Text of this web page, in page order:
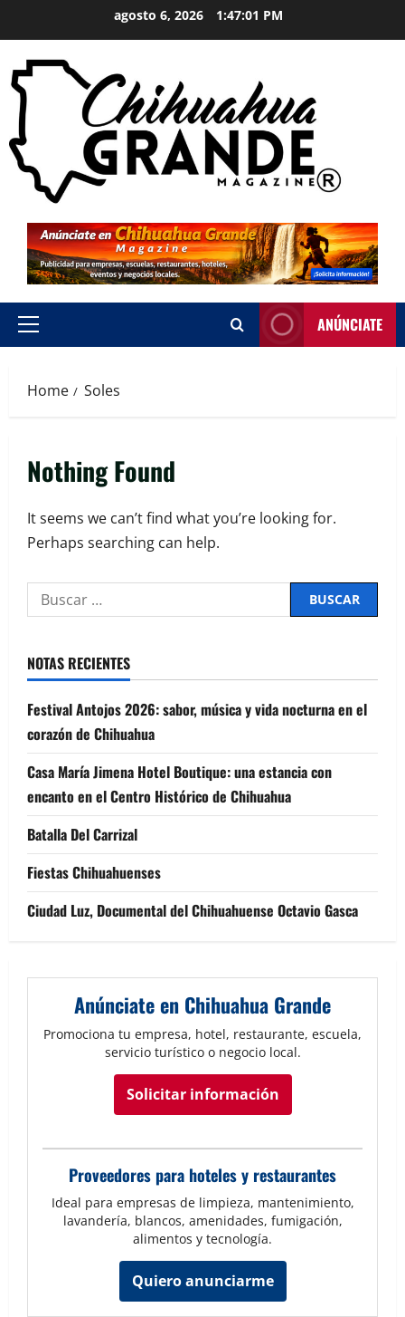
agosto 6, 2026 1:47:02 PM
ANÚNCIATE
Home Soles
Nothing Found
It seems we can’t find what you’re looking for.
Perhaps searching can help.
NOTAS RECIENTES
Festival Antojos 2026: sabor, música y vida nocturna en el
corazón de Chihuahua
Casa María Jimena Hotel Boutique: una estancia con
encanto en el Centro Histórico de Chihuahua
Batalla Del Carrizal
Fiestas Chihuahuenses
Ciudad Luz, Documental del Chihuahuense Octavio Gasca
Anúnciate en Chihuahua Grande
Promociona tu empresa, hotel, restaurante, escuela,
servicio turístico o negocio local.
Solicitar información
Proveedores para hoteles y restaurantes
Ideal para empresas de limpieza, mantenimiento,
lavandería, blancos, amenidades, fumigación,
alimentos y tecnología.
Quiero anunciarme